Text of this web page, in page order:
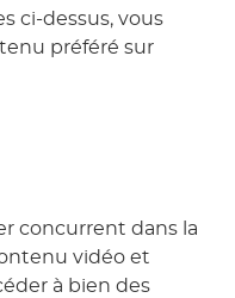
ci-dessus, vous
préféré sur
concurrent dans la
vidéo et
à bien des